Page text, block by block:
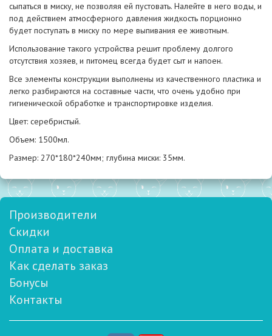
сыпаться в миску, не позволяя ей пустовать. Налейте в него воды, и
под действием атмосферного давления жидкость порционно
будет поступать в миску по мере выпивания ее животным.
Использование такого устройства решит проблему долгого
отсутствия хозяев, и питомец всегда будет сыт и напоен.
Все элементы конструкции выполнены из качественного пластика и
легко разбираются на составные части, что очень удобно при
гигиенической обработке и транспортировке изделия.
Цвет: серебристый.
Объем: 1500мл.
Размер: 270*180*240мм; глубина миски: 35мм.
Производители
Скидки
Оплата и доставка
Как сделать заказ
Бонусы
Контакты